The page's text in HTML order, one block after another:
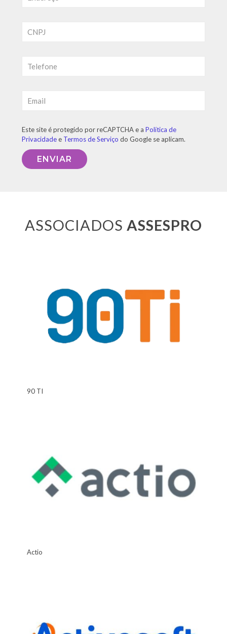
Este site é protegido por reCAPTCHA e a Política de
Privacidadee Termos de Serviço do Google se aplicam.
ASSOCIADOS ASSESPRO
90 TI
Actio